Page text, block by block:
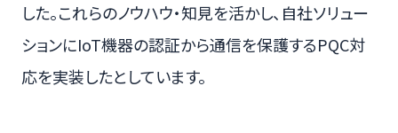
した。これらのノウハウ・知見を活かし、自社ソリュー
ションにIoT機器の認証から通信を保護するPQC対
応を実装したとしています。